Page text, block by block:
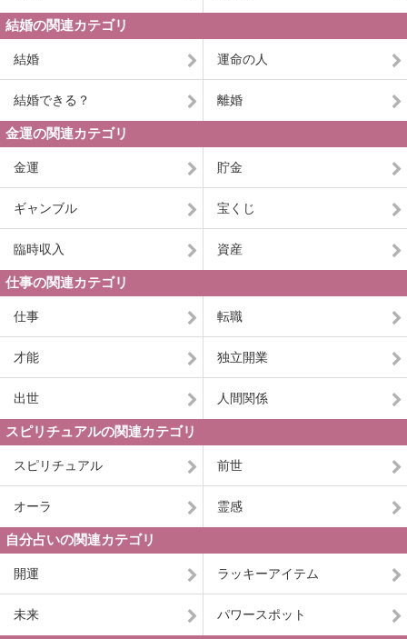
結婚の関連カテゴリ
結婚 運命の人
結婚できる？ 離婚
金運の関連カテゴリ
金運 貯金
ギャンブル 宝くじ
臨時収入 資産
仕事の関連カテゴリ
仕事 転職
才能 独立開業
出世 人間関係
スピリチュアルの関連カテゴリ
スピリチュアル 前世
オーラ 霊感
自分占いの関連カテゴリ
開運 ラッキーアイテム
未来 パワースポット